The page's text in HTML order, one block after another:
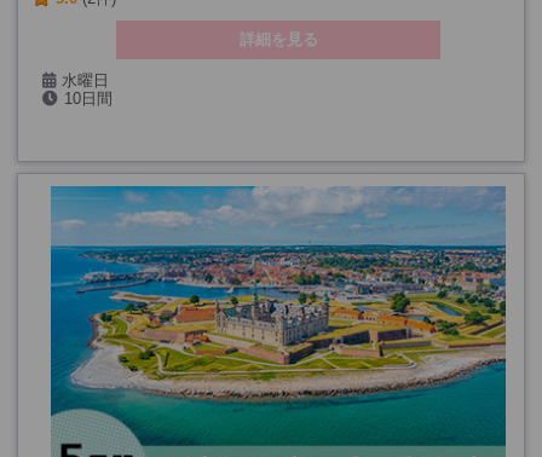
調和した魅力的な都市風景、雄大な自然と文化… 多様な魅力を
詳細を見る
水曜日
2026年:5/6・20、6月～8月、9/9・23、10/7、11/18、
10日間